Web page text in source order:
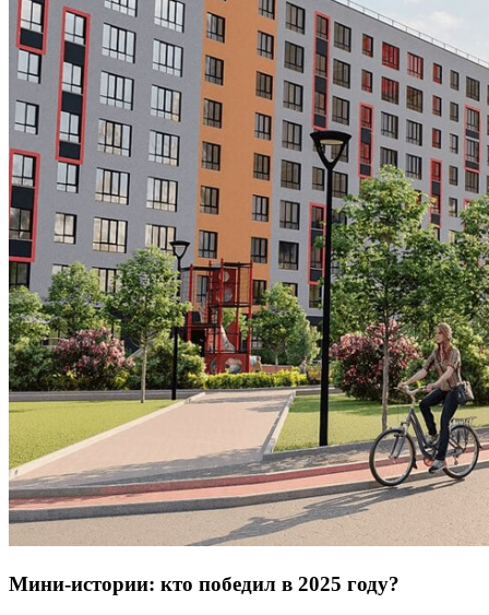
Мини-истории: кто победил в 2025 году?